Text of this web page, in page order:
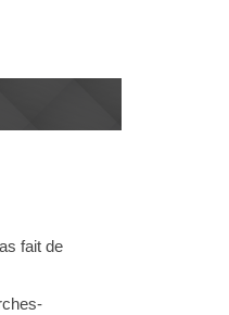
fait de